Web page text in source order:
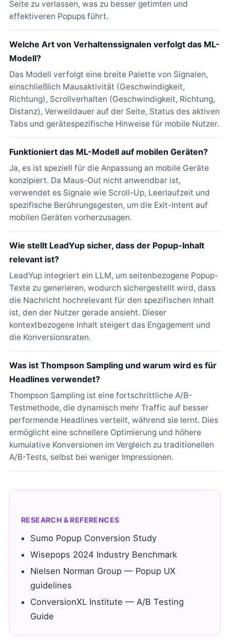
Seite zu verlassen, was zu besser getimten und
effektiveren Popups führt.
Welche Art von Verhaltenssignalen verfolgt das ML-
Modell?
Das Modell verfolgt eine breite Palette von Signalen,
einschließlich Mausaktivität (Geschwindigkeit,
Richtung), Scrollverhalten (Geschwindigkeit, Richtung,
Distanz), Verweildauer auf der Seite, Status des aktiven
Tabs und gerätespezifische Hinweise für mobile Nutzer.
Funktioniert das ML-Modell auf mobilen Geräten?
Ja, es ist speziell für die Anpassung an mobile Geräte
konzipiert. Da Maus-Out nicht anwendbar ist,
verwendet es Signale wie Scroll-Up, Leerlaufzeit und
spezifische Berührungsgesten, um die Exit-Intent auf
mobilen Geräten vorherzusagen.
Wie stellt LeadYup sicher, dass der Popup-Inhalt
relevant ist?
LeadYup integriert ein LLM, um seitenbezogene Popup-
Texte zu generieren, wodurch sichergestellt wird, dass
die Nachricht hochrelevant für den spezifischen Inhalt
ist, den der Nutzer gerade ansieht. Dieser
kontextbezogene Inhalt steigert das Engagement und
die Konversionsraten.
Was ist Thompson Sampling und warum wird es für
Headlines verwendet?
Thompson Sampling ist eine fortschrittliche A/B-
Testmethode, die dynamisch mehr Traffic auf besser
performende Headlines verteilt, während sie lernt. Dies
ermöglicht eine schnellere Optimierung und höhere
kumulative Konversionen im Vergleich zu traditionellen
A/B-Tests, selbst bei weniger Impressionen.
RESEARCH & REFERENCES
Sumo Popup Conversion Study
Wisepops 2024 Industry Benchmark
Nielsen Norman Group — Popup UX
guidelines
ConversionXL Institute — A/B Testing
Guide